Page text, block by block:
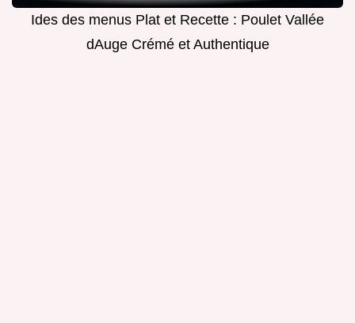
Ides des menus Plat et Recette : Poulet Vallée
dAuge Crémé et Authentique